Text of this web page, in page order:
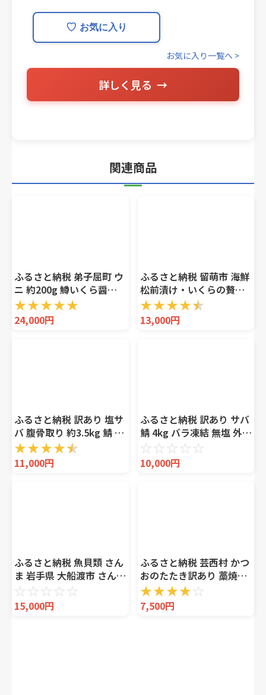
♡ お気に入り
お気に入り一覧へ >
詳しく見る
関連商品
ふるさと納税 弟子屈町 ウ
ニ 約200g 鱒いくら醤油
漬け 約200g 2種 海鮮丼
北海道 弟子屈町 3407
★★★★★
24,000円
ふるさと納税 留萌市 海鮮
松前漬け・いくらの贅沢
盛り 600g(150g×4P入)
小分けタイプ
★★★★★
13,000円
ふるさと納税 訳あり 塩サ
バ 腹骨取り 約3.5kg 鯖 鯖
鯖 鯖 鯖 鯖 鯖 鯖 鯖 鯖 カ
ネジョウ大崎 千葉県銚子
市
★★★★★
11,000円
ふるさと納税 訳あり サバ
鯖 4kg バラ凍結 無塩 外湾
漁業協同組合 国産サバ 国
産鯖 無塩鯖 無塩サバ さば
簡単 保存 調理 焼き 簡易
☆☆☆☆☆
10,000円
ふるさと納税 魚貝類 さん
ま 岩手県 大船渡市 さんま
大型10尾 冷蔵 期間限定
発送:2025年9月〜2025年
11月下旬 三陸 岩手 大船
☆☆☆☆☆
15,000円
ふるさと納税 芸西村 かつ
おのたたき訳あり 藁焼き
1.5kg 鰹タタキ
【KYF027】
★★★★☆
7,500円